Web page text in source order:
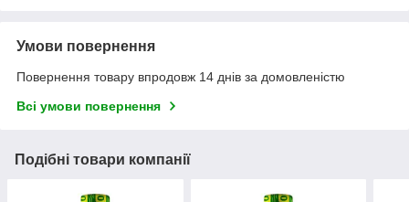
Умови повернення
Повернення товару впродовж 14 днів за домовленістю
Всі умови повернення
Подібні товари компанії